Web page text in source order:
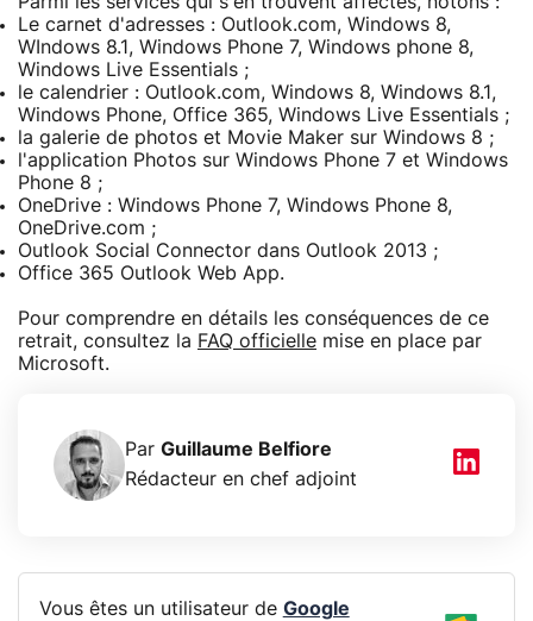
Le carnet d'adresses : Outlook.com, Windows 8,
WIndows 8.1, Windows Phone 7, Windows phone 8,
Windows Live Essentials ;
le calendrier : Outlook.com, Windows 8, Windows 8.1,
Windows Phone, Office 365, Windows Live Essentials ;
la galerie de photos et Movie Maker sur Windows 8 ;
l'application Photos sur Windows Phone 7 et Windows
Phone 8 ;
OneDrive : Windows Phone 7, Windows Phone 8,
OneDrive.com ;
Outlook Social Connector dans Outlook 2013 ;
Office 365 Outlook Web App.
Pour comprendre en détails les conséquences de ce
retrait, consultez la FAQ officielle mise en place par
Microsoft.
Par Guillaume Belfiore
Rédacteur en chef adjoint
Vous êtes un utilisateur de Google